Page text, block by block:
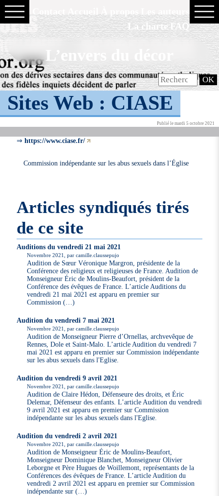
La charte FAQ
L’envers du décor
Sites Web : CIASE
Publié le mardi 5 octobre 2021
⇒https://www.ciase.fr/
Commission indépendante sur les abus sexuels dans l’Église
Articles syndiqués tirés
de ce site
Auditions du vendredi 21 mai 2021
Novembre 2021, par camille.claussepujo
Audition de Sœur Véronique Margron, présidente de la
Conférence des religieux et religieuses de France. Audition de
Monseigneur Éric de Moulins-Beaufort, président de la
Conférence des évêques de France. L’article Auditions du
vendredi 21 mai 2021 est apparu en premier sur
Commission (…)
Audition du vendredi 7 mai 2021
Novembre 2021, par camille.claussepujo
Audition de Monseigneur Pierre d’Ornellas, archvevêque de
Rennes, Dole et Saint-Malo. L’article Audition du vendredi 7
mai 2021 est apparu en premier sur Commission indépendante
sur les abus sexuels dans l'Eglise.
Audition du vendredi 9 avril 2021
Novembre 2021, par camille.claussepujo
Audition de Claire Hédon, Défenseure des droits, et Éric
Delemar, Défenseur des enfants. L’article Audition du vendredi
9 avril 2021 est apparu en premier sur Commission
indépendante sur les abus sexuels dans l'Eglise.
Audition du vendredi 2 avril 2021
Novembre 2021, par camille.claussepujo
Audition de Monseigneur Éric de Moulins-Beaufort,
Monseigneur Dominique Blanchet, Monseigneur Olivier
Leborgne et Père Hugues de Woillemont, représentants de la
Conférences des évêques de France. L’article Audition du
vendredi 2 avril 2021 est apparu en premier sur Commission
indépendante sur (…)